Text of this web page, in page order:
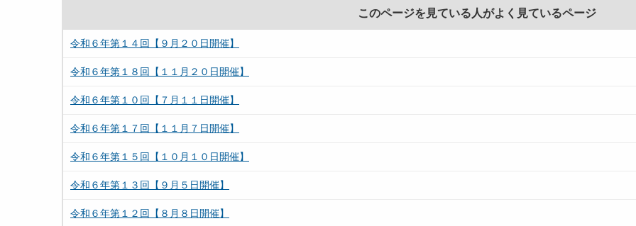
このページを見ている人がよく見ているページ
令和６年第１４回【９月２０日開催】
令和６年第１８回【１１月２０日開催】
令和６年第１０回【７月１１日開催】
令和６年第１７回【１１月７日開催】
令和６年第１５回【１０月１０日開催】
令和６年第１３回【９月５日開催】
令和６年第１２回【８月８日開催】